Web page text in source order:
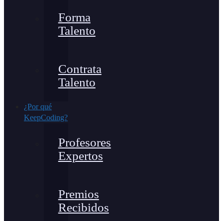
Forma
Talento
Contrata
Talento
¿Por qué
KeepCoding?
Profesores
Expertos
Premios
Recibidos